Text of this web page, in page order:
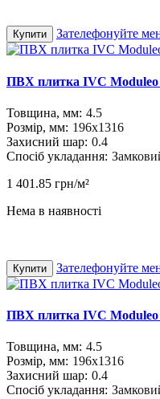
Купити Зателефонуйте
ПВХ плитка IVC Moduleo
Товщина, мм: 4.5
Розмір, мм: 196x1316
Захисний шар: 0.4
Спосіб укладання:
1 401.85 грн/м²
Нема в наявності
Купити Зателефонуйте
ПВХ плитка IVC Moduleo
Товщина, мм: 4.5
Розмір, мм: 196x1316
Захисний шар: 0.4
Спосіб укладання: